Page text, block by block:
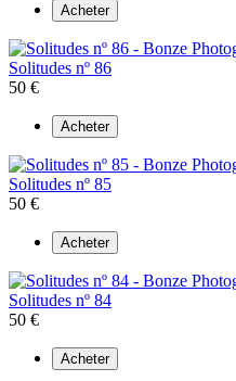
Acheter
Solitudes nº 86
50 €
Acheter
Solitudes nº 85
50 €
Acheter
Solitudes nº 84
50 €
Acheter